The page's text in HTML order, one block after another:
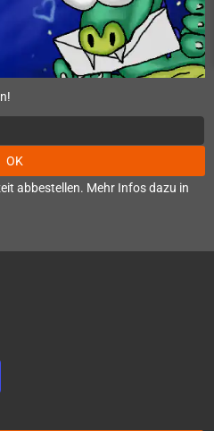
OK
abbestellen. Mehr Infos dazu in